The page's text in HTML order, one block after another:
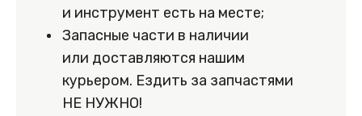
и инструмент есть на месте;
Запасные части в наличии
или доставляются нашим
курьером. Ездить за запчастями
НЕ НУЖНО!